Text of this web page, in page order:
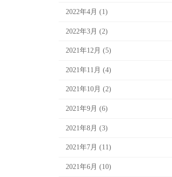
2022年4月 (1)
2022年3月 (2)
2021年12月 (5)
2021年11月 (4)
2021年10月 (2)
2021年9月 (6)
2021年8月 (3)
2021年7月 (11)
2021年6月 (10)